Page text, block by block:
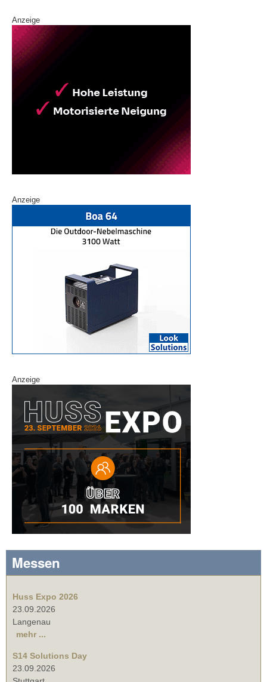
Anzeige
Anzeige
Anzeige
Messen
Huss Expo 2026
23.09.2026
Langenau
mehr ...
S14 Solutions Day
23.09.2026